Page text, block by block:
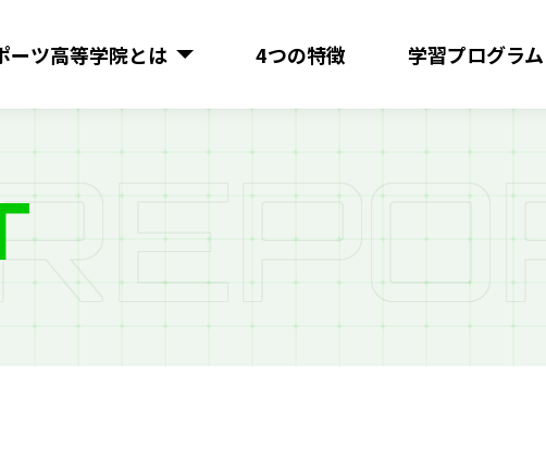
ーツ高等学院とは 4つの特徴 学習プログラム
EPOR